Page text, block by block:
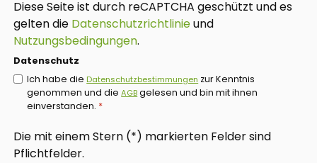
Diese Seite ist durch reCAPTCHA geschützt und es
gelten die Datenschutzrichtlinieund
Nutzungsbedingungen.
Datenschutz
Ich habe dieDatenschutzbestimmungen zur Kenntnis
genommen und dieAGBgelesen und bin mit ihnen
einverstanden. *
Die mit einem Stern (*) markierten Felder sind
Pflichtfelder.